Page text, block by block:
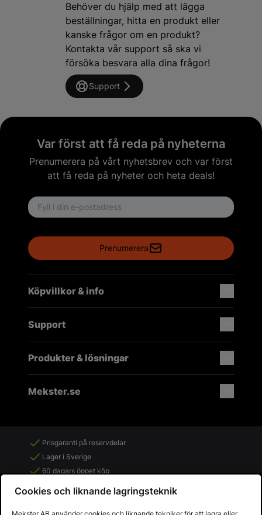
Behöver du hjälp med att lägga
beställningar, hitta en produkt eller
kanske frågor om en produkt?
Kontakta vår support så ska vi
försöka besvara alla dina frågor!
Support
Var först att få reda på nyheterna
Prenumerera på vårt nyhetsbrev och var först
att få reda på nyheter och heta deals!
Email address
Prenumerera
Köpvillkor & info
Support
Produkter & lösningar
Mekster.se
Prisgaranti på reservdelar
Lager i Sverige
60 dagars öppet köp
Fria returer
Cookies och liknande lagringsteknik